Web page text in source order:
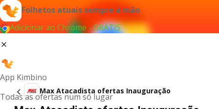
Folhetos atuais sempre à mão
Adicionar ao Chrome - GRÁTIS
App Kimbino
Todas as ofertas num só lugar
Max Atacadista ofertas Inauguração